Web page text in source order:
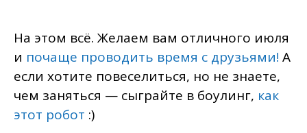
На этом всё. Желаем вам отличного июля
и почаще проводить время с друзьями! А
если хотите повеселиться, но не знаете,
чем заняться — сыграйте в боулинг, как
этот робот :)